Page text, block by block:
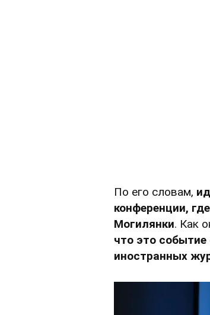
По его словам,
конференции,
Могилянки. Как
что это
иностранных